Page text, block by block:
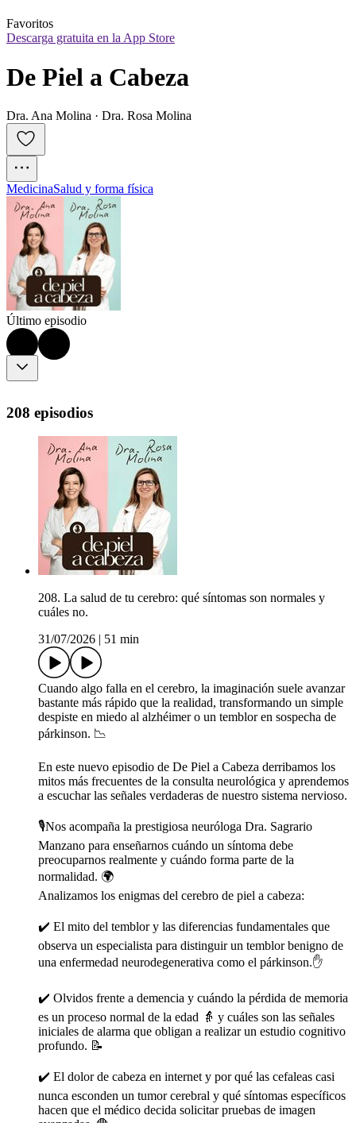
Favoritos
Descarga gratuita en la App Store
De Piel a Cabeza
Dra. Ana Molina · Dra. Rosa Molina
MedicinaSalud y forma física
Último episodio
208 episodios
208. La salud de tu cerebro: qué síntomas son normales y
cuáles no.
31/07/2026
51 min
Cuando algo falla en el cerebro, la imaginación suele avanzar
bastante más rápido que la realidad, transformando un simple
despiste en miedo al alzhéimer o un temblor en sospecha de
párkinson. 📉
En este nuevo episodio de De Piel a Cabeza derribamos los
mitos más frecuentes de la consulta neurológica y aprendemos
a escuchar las señales verdaderas de nuestro sistema nervioso.
🎙️Nos acompaña la prestigiosa neuróloga Dra. Sagrario
Manzano para enseñarnos cuándo un síntoma debe
preocuparnos realmente y cuándo forma parte de la
normalidad. 🌍
Analizamos los enigmas del cerebro de piel a cabeza:
✔️ El mito del temblor y las diferencias fundamentales que
observa un especialista para distinguir un temblor benigno de
una enfermedad neurodegenerativa como el párkinson.✋
✔️ Olvidos frente a demencia y cuándo la pérdida de memoria
es un proceso normal de la edad 👵 y cuáles son las señales
iniciales de alarma que obligan a realizar un estudio cognitivo
profundo. 📝
✔️ El dolor de cabeza en internet y por qué las cefaleas casi
nunca esconden un tumor cerebral y qué síntomas específicos
hacen que el médico decida solicitar pruebas de imagen